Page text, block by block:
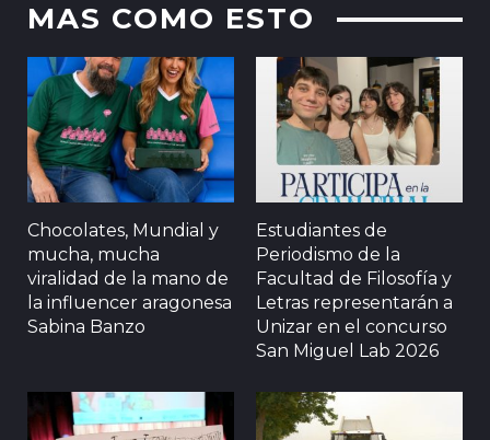
MAS COMO ESTO
Chocolates, Mundial y
mucha, mucha
viralidad de la mano de
la influencer aragonesa
Sabina Banzo
Estudiantes de
Periodismo de la
Facultad de Filosofía y
Letras representarán a
Unizar en el concurso
San Miguel Lab 2026